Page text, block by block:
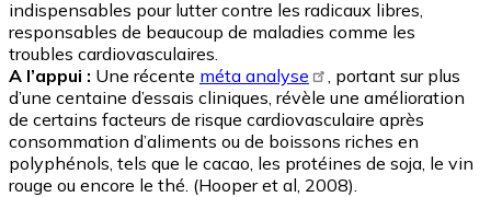
indispensables pour lutter contre les radicaux libres,
responsables de beaucoup de maladies comme les
troubles cardiovasculaires.
A l’appui : Une récente méta analyse
, portant sur plus
d’une centaine d’essais cliniques, révèle une amélioration
de certains facteurs de risque cardiovasculaire après
consommation d’aliments ou de boissons riches en
polyphénols, tels que le cacao, les protéines de soja, le vin
rouge ou encore le thé. (Hooper et al, 2008).